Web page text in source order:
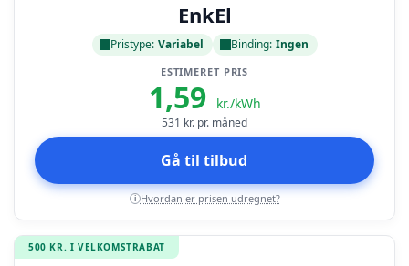
EnkEl
Pristype: Variabel Binding: Ingen
ESTIMERET PRIS
1,59 kr./kWh
531 kr. pr. måned
Gå til tilbud
i Hvordan er prisen udregnet?
500 KR. I VELKOMSTRABAT